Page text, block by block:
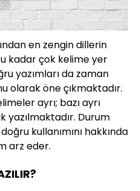
en zengin dillerin
kadar çok kelime yer
yazımları da zaman
olarak öne çıkmaktadır.
ayrı; bazı ayrı
yazılmaktadır. Durum
kullanımını hakkında
arz eder.